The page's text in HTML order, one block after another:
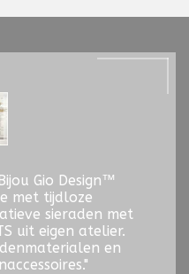
Gio Design™
met tijdloze
sieraden met
uit eigen atelier.
en